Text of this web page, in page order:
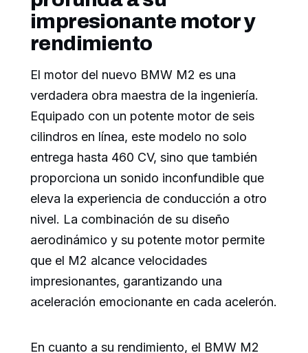
impresionante motor y
rendimiento
El motor del nuevo BMW M2 es una
verdadera obra maestra de la ingeniería.
Equipado con un potente motor de seis
cilindros en línea, este modelo no solo
entrega hasta 460 CV, sino que también
proporciona un sonido inconfundible que
eleva la experiencia de conducción a otro
nivel. La combinación de su diseño
aerodinámico y su potente motor permite
que el M2 alcance velocidades
impresionantes, garantizando una
aceleración emocionante en cada acelerón.
En cuanto a su rendimiento, el BMW M2